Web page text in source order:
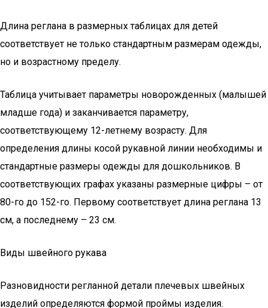
Длина реглана в размерных таблицах для детей
соответствует не только стандартным размерам одежды,
но и возрастному пределу.
Таблица учитывает параметры новорожденных (малышей
младше года) и заканчивается параметру,
соответствующему 12-летнему возрасту. Для
определения длины косой рукавной линии необходимы и
стандартные размеры одежды для дошкольников. В
соответствующих графах указаны размерные цифры – от
80-го до 152-го. Первому соответствует длина реглана 13
см, а последнему – 23 см.
Виды швейного рукава
Разновидности регланной детали плечевых швейных
изделий определяются формой проймы изделия.